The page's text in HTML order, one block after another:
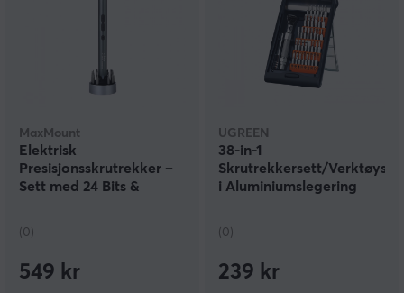
MaxMount
Elektrisk
Presisjonsskrutrekker –
Sett med 24 Bits &
(0)
549 kr
UGREEN
38-in-1
Skrutrekkersett/
i Aluminiumslegering
(0)
239 kr